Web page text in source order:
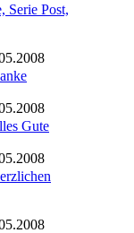
Serie Post,
Gute